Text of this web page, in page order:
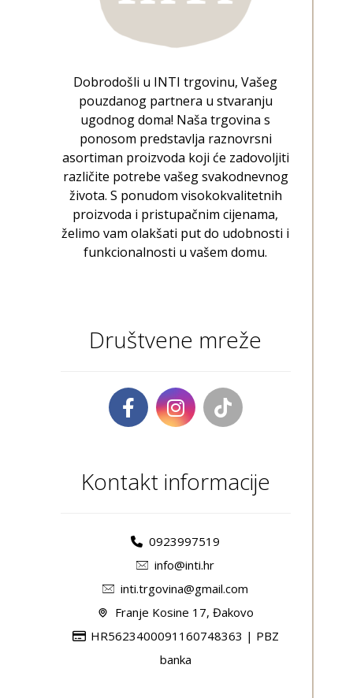
Dobrodošli u INTI trgovinu, Vašeg
pouzdanog partnera u stvaranju
ugodnog doma! Naša trgovina s
ponosom predstavlja raznovrsni
asortiman proizvoda koji će zadovoljiti
različite potrebe vašeg svakodnevnog
života. S ponudom visokokvalitetnih
proizvoda i pristupačnim cijenama,
želimo vam olakšati put do udobnosti i
funkcionalnosti u vašem domu.
Društvene mreže
Kontakt informacije
0923997519
info@inti.hr
inti.trgovina@gmail.com
Franje Kosine 17, Đakovo
HR5623400091160748363 | PBZ
banka